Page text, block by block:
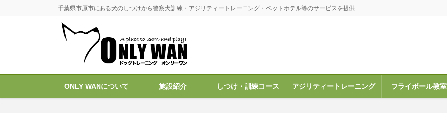
移
ン
移
千葉県市原市にある犬のしつけから警察犬訓練・アジリティートレーニング・ペットホテル等のサービスを提供
ONLY WANについて 施設紹介 しつけ・訓練コース アジリティートレーニング フライボール教室